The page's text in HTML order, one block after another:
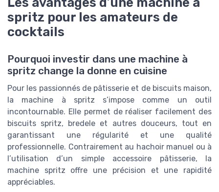
spritz pour les amateurs de
cocktails
Pourquoi investir dans une machine à
spritz change la donne en cuisine
Pour les passionnés de pâtisserie et de biscuits maison,
la machine à spritz s’impose comme un outil
incontournable. Elle permet de réaliser facilement des
biscuits spritz, bredele et autres douceurs, tout en
garantissant une régularité et une qualité
professionnelle. Contrairement au hachoir manuel ou à
l’utilisation d’un simple accessoire pâtisserie, la
machine spritz offre une précision et une rapidité
appréciables.